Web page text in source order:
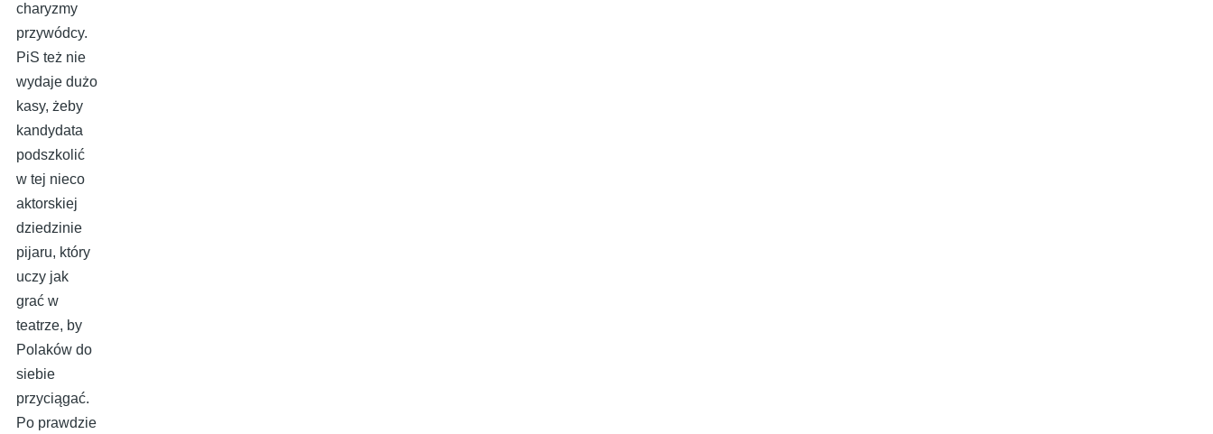
charyzmy
przywódcy.
PiS też nie
wydaje dużo
kasy, żeby
kandydata
podszkolić
w tej nieco
aktorskiej
dziedzinie
pijaru, który
uczy jak
grać w
teatrze, by
Polaków do
siebie
przyciągać.
Po prawdzie